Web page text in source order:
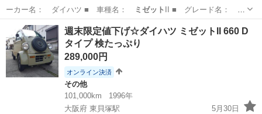
ーカー名： ダイハツ ■ 車種名： ミゼット
II ■ グレード名：
■ 排気量…
大阪 大阪市 その他
週末限定値下げ☆ダイハツ ミゼットII 660 D
タイプ 検たっぷり
289,000円
オンライン決済
その他
101,000km
1996年
大阪府 東貝塚駅
5月30日